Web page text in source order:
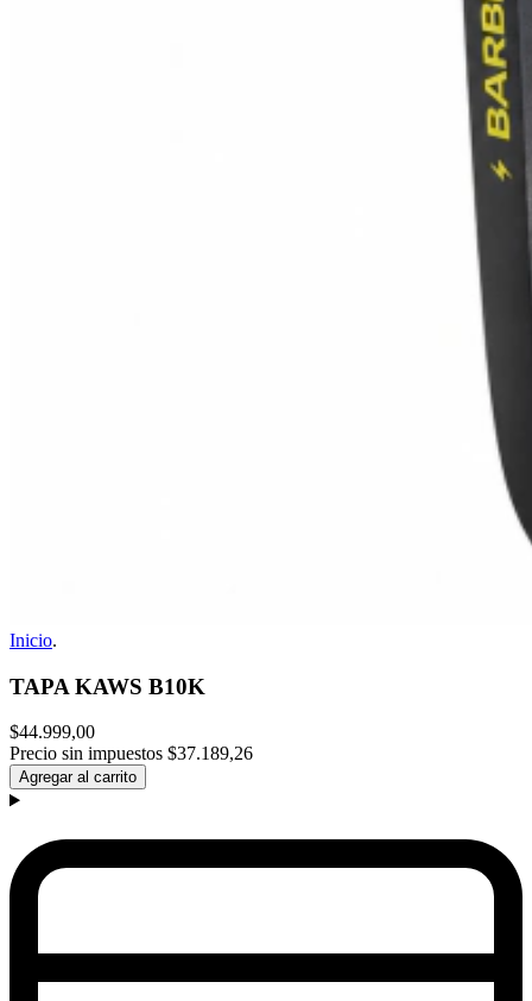
Inicio.
TAPA KAWS B10K
$44.999,00
Precio sin impuestos $37.189,26
Agregar al carrito